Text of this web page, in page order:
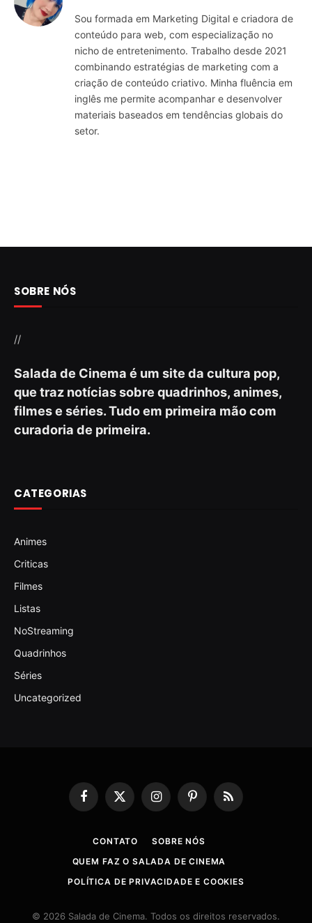
Sou formada em Marketing Digital e criadora de
conteúdo para web, com especialização no
nicho de entretenimento. Trabalho desde 2021
combinando estratégias de marketing com a
criação de conteúdo criativo. Minha fluência em
inglês me permite acompanhar e desenvolver
materiais baseados em tendências globais do
setor.
SOBRE NÓS
//
Salada de Cinema é um site da cultura pop,
que traz notícias sobre quadrinhos, animes,
filmes e séries. Tudo em primeira mão com
curadoria de primeira.
CATEGORIAS
Animes
Criticas
Filmes
Listas
NoStreaming
Quadrinhos
Séries
Uncategorized
Facebook
X
(Twitter)
InstagramPinterestRSS
CONTATO
SOBRE NÓS
QUEM FAZ O SALADA DE CINEMA
POLÍTICA DE PRIVACIDADE E COOKIES
© 2026 Salada de Cinema. Todos os direitos reservados.